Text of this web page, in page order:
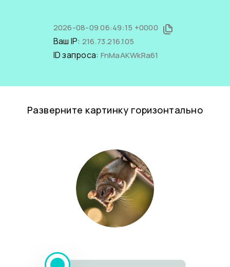
2026-08-09 06:49:15 +0000
Ваш IP: 216.73.216.105
ID запроса: FnMaAKWkRa61
Разверните картинку горизонтально